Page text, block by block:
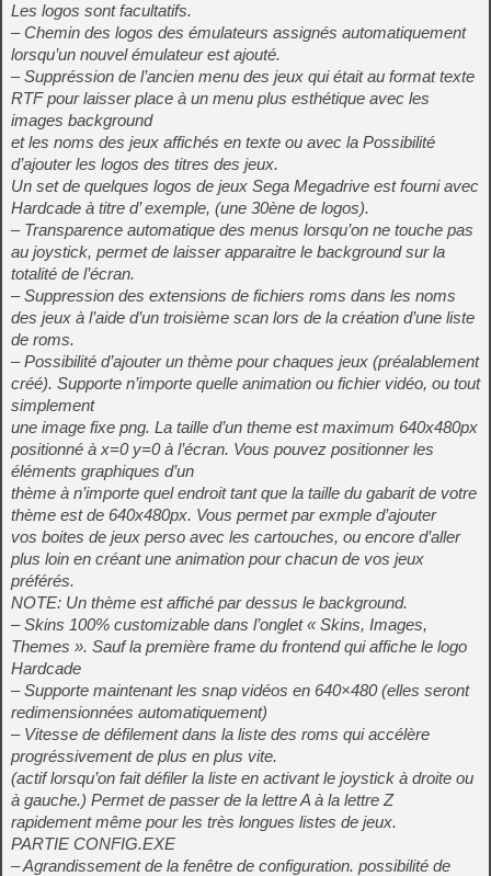
Les logos sont facultatifs.
– Chemin des logos des émulateurs assignés automatiquement
lorsqu’un nouvel émulateur est ajouté.
– Suppréssion de l’ancien menu des jeux qui était au format texte
RTF pour laisser place à un menu plus esthétique avec les
images background
et les noms des jeux affichés en texte ou avec la Possibilité
d’ajouter les logos des titres des jeux.
Un set de quelques logos de jeux Sega Megadrive est fourni avec
Hardcade à titre d’ exemple, (une 30ène de logos).
– Transparence automatique des menus lorsqu’on ne touche pas
au joystick, permet de laisser apparaitre le background sur la
totalité de l’écran.
– Suppression des extensions de fichiers roms dans les noms
des jeux à l’aide d’un troisième scan lors de la création d’une liste
de roms.
– Possibilité d’ajouter un thème pour chaques jeux (préalablement
créé). Supporte n’importe quelle animation ou fichier vidéo, ou tout
simplement
une image fixe png. La taille d’un theme est maximum 640x480px
positionné à x=0 y=0 à l’écran. Vous pouvez positionner les
éléments graphiques d’un
thème à n’importe quel endroit tant que la taille du gabarit de votre
thème est de 640x480px. Vous permet par exmple d’ajouter
vos boites de jeux perso avec les cartouches, ou encore d’aller
plus loin en créant une animation pour chacun de vos jeux
préférés.
NOTE: Un thème est affiché par dessus le background.
– Skins 100% customizable dans l’onglet « Skins, Images,
Themes ». Sauf la première frame du frontend qui affiche le logo
Hardcade
– Supporte maintenant les snap vidéos en 640×480 (elles seront
redimensionnées automatiquement)
– Vitesse de défilement dans la liste des roms qui accélère
progréssivement de plus en plus vite.
(actif lorsqu’on fait défiler la liste en activant le joystick à droite ou
à gauche.) Permet de passer de la lettre A à la lettre Z
rapidement même pour les très longues listes de jeux.
PARTIE CONFIG.EXE
– Agrandissement de la fenêtre de configuration. possibilité de